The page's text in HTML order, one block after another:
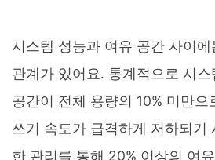
시스템 성능과 여유 공간 사이
관계가 있어요. 통계적으로 시
공간이 전체 용량의 10% 미만
쓰기 속도가 급격하게 저하되기
한 관리를 통해 20% 이상의 여